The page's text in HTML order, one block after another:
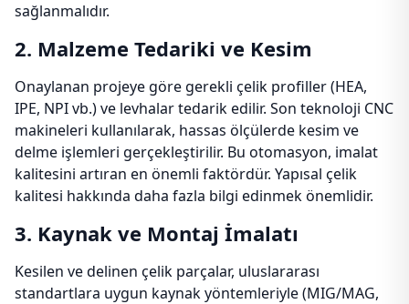
sağlanmalıdır.
2. Malzeme Tedariki ve Kesim
Onaylanan projeye göre gerekli çelik profiller (HEA,
IPE, NPI vb.) ve levhalar tedarik edilir. Son teknoloji CNC
makineleri kullanılarak, hassas ölçülerde kesim ve
delme işlemleri gerçekleştirilir. Bu otomasyon, imalat
kalitesini artıran en önemli faktördür. Yapısal çelik
kalitesi hakkında daha fazla bilgi edinmek önemlidir.
3. Kaynak ve Montaj İmalatı
Kesilen ve delinen çelik parçalar, uluslararası
standartlara uygun kaynak yöntemleriyle (MIG/MAG,